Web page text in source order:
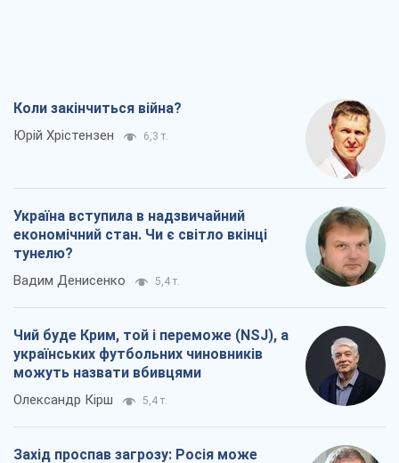
Коли закінчиться війна?
Юрій Хрістензен 6,3 т.
Україна вступила в надзвичайний
економічний стан. Чи є світло вкінці
тунелю?
Вадим Денисенко 5,4 т.
Чий буде Крим, той і переможе (NSJ), а
українських футбольних чиновників
можуть назвати вбивцями
Олександр Кірш 5,4 т.
Захід проспав загрозу: Росія може